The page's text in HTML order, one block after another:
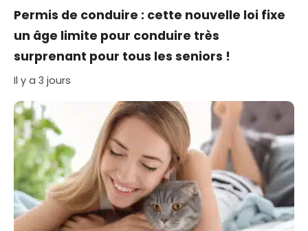
Permis de conduire : cette nouvelle loi fixe
un âge limite pour conduire très
surprenant pour tous les seniors !
Il y a 3 jours